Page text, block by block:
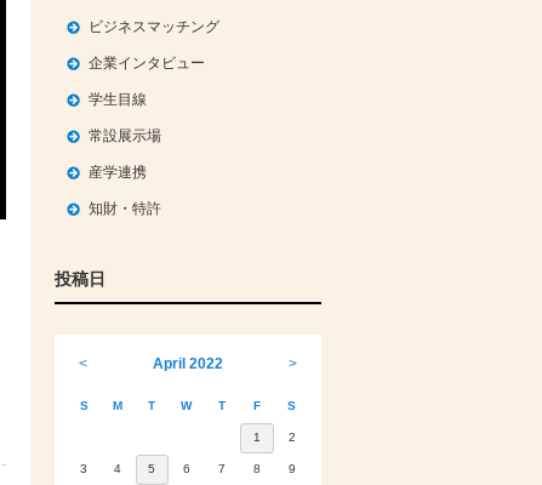
ビジネスマッチング
企業インタビュー
学生目線
常設展示場
産学連携
知財・特許
投稿日
< April 2022 >
S M T W T F S
1 2
3 4 5 6 7 8 9